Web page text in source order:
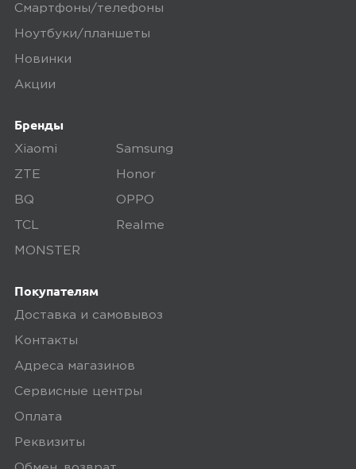
Смартфоны/телефоны
Ноутбуки/планшеты
Новинки
Акции
Бренды
Xiaomi Samsung
ZTE Honor
BQ OPPO
TCL Realme
MONSTER
Покупателям
Доставка и самовывоз
Контакты
Адреса магазинов
Сервисные центры
Оплата
Реквизиты